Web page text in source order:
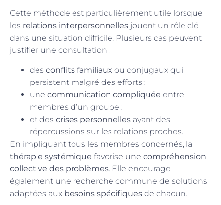
Cette méthode est particulièrement utile lorsque
les relations interpersonnelles jouent un rôle clé
dans une situation difficile. Plusieurs cas peuvent
justifier une consultation :
des conflits familiaux ou conjugaux qui
persistent malgré des efforts ;
une communication compliquée entre
membres d’un groupe ;
et des crises personnelles ayant des
répercussions sur les relations proches.
En impliquant tous les membres concernés, la
thérapie systémique favorise une compréhension
collective des problèmes. Elle encourage
également une recherche commune de solutions
adaptées aux besoins spécifiques de chacun.